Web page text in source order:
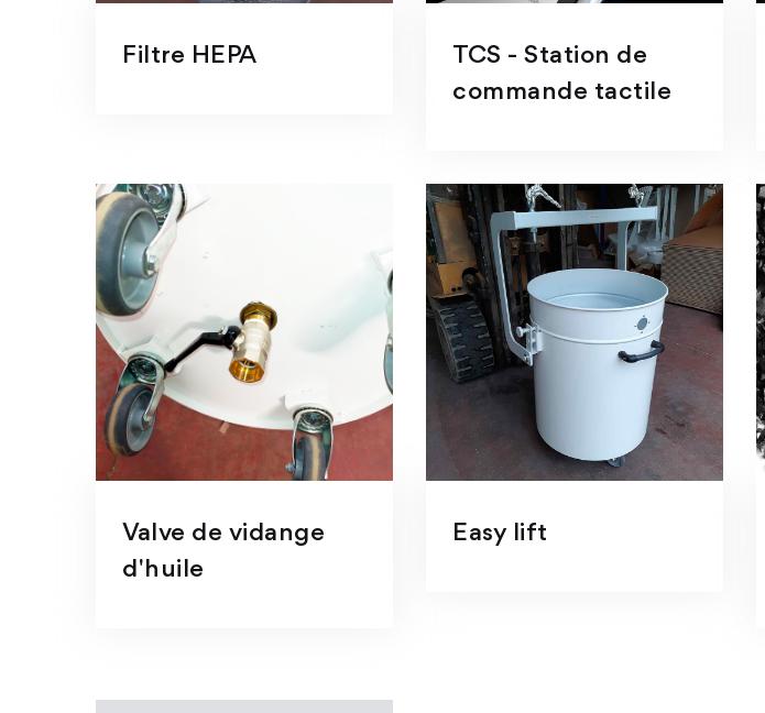
Filtre HEPA
TCS - Station de
commande tactile
Valve de vidange
d'huile
Easy lift